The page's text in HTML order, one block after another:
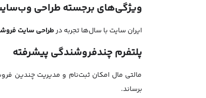
ویژگی‌های برجسته طراحی
ایران سایت با سال‌ها تجربه درطراحی سایت‌
پلتفرم چندفروشندگی پیشرفته
مالتی مال امکان ثبت‌نام و مدیریت چندین
برساند.